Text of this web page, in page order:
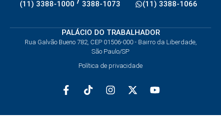
(11) 3388-1000 3388-1073 (11) 3388-1066
PALÁCIO DO TRABALHADOR
Rua Galvão Bueno 782, CEP 01506-000 - Bairro da Liberdade,
São Paulo/SP
Política de privacidade